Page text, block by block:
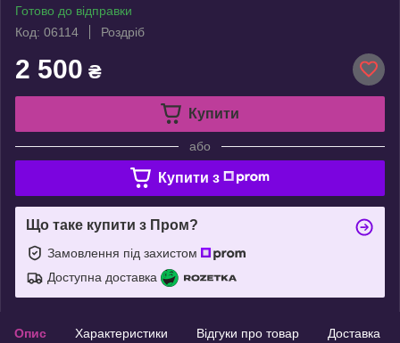
Готово до відправки
Код: 06114
Роздріб
2 500 ₴
Купити
або
Купити з
Що таке купити з Пром?
Замовлення під захистом
Доступна доставка
Опис Характеристики Відгуки про товар Доставка